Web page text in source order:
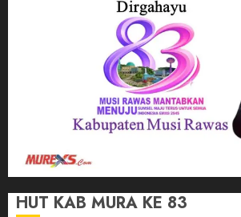
HUT KAB MURA KE 83